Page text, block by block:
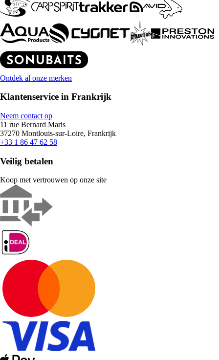
Ontdek al onze merken
Klantenservice in Frankrijk
Neem contact op
11 rue Bernard Maris
37270 Montlouis-sur-Loire, Frankrijk
+33 1 86 47 62 58
Veilig betalen
Koop met vertrouwen op onze site